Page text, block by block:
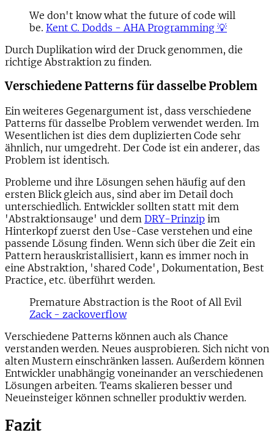
We don't know what the future of code will
be. Kent C. Dodds - AHA Programming 💡
Durch Duplikation wird der Druck genommen, die
richtige Abstraktion zu finden.
Verschiedene Patterns für dasselbe Problem
Ein weiteres Gegenargument ist, dass verschiedene
Patterns für dasselbe Problem verwendet werden. Im
Wesentlichen ist dies dem duplizierten Code sehr
ähnlich, nur umgedreht. Der Code ist ein anderer, das
Problem ist identisch.
Probleme und ihre Lösungen sehen häufig auf den
ersten Blick gleich aus, sind aber im Detail doch
unterschiedlich. Entwickler sollten statt mit dem
'Abstraktionsauge' und dem DRY-Prinzip im
Hinterkopf zuerst den Use-Case verstehen und eine
passende Lösung finden. Wenn sich über die Zeit ein
Pattern herauskristallisiert, kann es immer noch in
eine Abstraktion, 'shared Code', Dokumentation, Best
Practice, etc. überführt werden.
Premature Abstraction is the Root of All Evil
Zack - zackoverflow
Verschiedene Patterns können auch als Chance
verstanden werden. Neues ausprobieren. Sich nicht von
alten Mustern einschränken lassen. Außerdem können
Entwickler unabhängig voneinander an verschiedenen
Lösungen arbeiten. Teams skalieren besser und
Neueinsteiger können schneller produktiv werden.
Fazit